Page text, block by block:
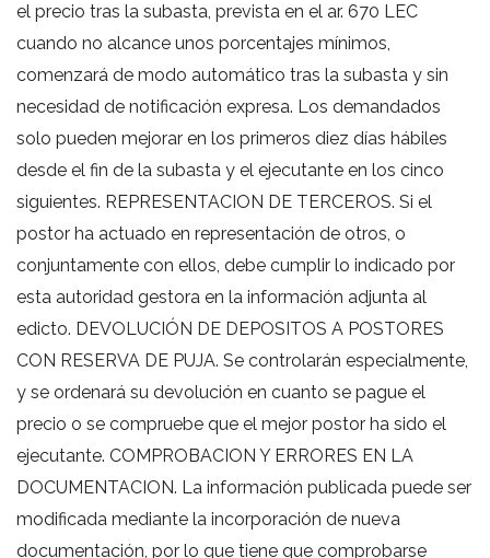
el precio tras la subasta, prevista en el ar. 670 LEC
cuando no alcance unos porcentajes mínimos,
comenzará de modo automático tras la subasta y sin
necesidad de notificación expresa. Los demandados
solo pueden mejorar en los primeros diez días hábiles
desde el fin de la subasta y el ejecutante en los cinco
siguientes. REPRESENTACION DE TERCEROS. Si el
postor ha actuado en representación de otros, o
conjuntamente con ellos, debe cumplir lo indicado por
esta autoridad gestora en la información adjunta al
edicto. DEVOLUCIÓN DE DEPOSITOS A POSTORES
CON RESERVA DE PUJA. Se controlarán especialmente,
y se ordenará su devolución en cuanto se pague el
precio o se compruebe que el mejor postor ha sido el
ejecutante. COMPROBACION Y ERRORES EN LA
DOCUMENTACION. La información publicada puede ser
modificada mediante la incorporación de nueva
documentación, por lo que tiene que comprobarse